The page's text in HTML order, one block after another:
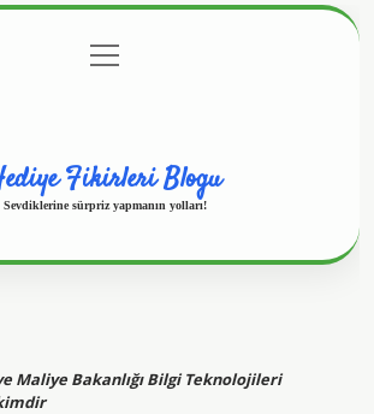
Gizlilik Politikası
menüyü
aç
Fikirleri Blogu
Sevdiklerine sürpriz yapmanın yolları!
Maliye Bakanlığı Bilgi Teknolojileri